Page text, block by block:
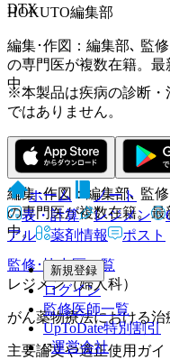
DTX
※本製品は疾病の診断・
ではありません。
ホーム
ノート
表・計算
レジメン
アル
薬剤情報 ポスト
新規登録
ログイン
監修医師一覧
UpToDate特別割引
運営会社
HOKUTO編集部
編集･作図：編集部､ 監
の専門医が複数在籍。
中。
HOKUTO編集部
編集･作図：編集部､ 監
の専門医が複数在籍。
中。
監修･協力医一覧
レジメン（婦人科）
がん薬物療法における
主要論文や適正使用ガ